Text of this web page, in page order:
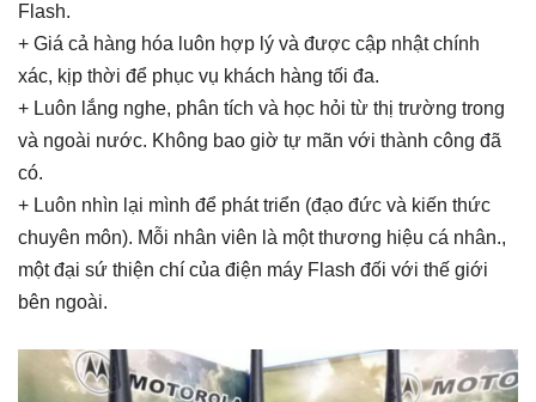
Flash.
+ Giá cả hàng hóa luôn hợp lý và được cập nhật chính
xác, kịp thời để phục vụ khách hàng tối đa.
+ Luôn lắng nghe, phân tích và học hỏi từ thị trường trong
và ngoài nước. Không bao giờ tự mãn với thành công đã
có.
+ Luôn nhìn lại mình để phát triển (đạo đức và kiến thức
chuyên môn). Mỗi nhân viên là một thương hiệu cá nhân.,
một đại sứ thiện chí của điện máy Flash đối với thế giới
bên ngoài.